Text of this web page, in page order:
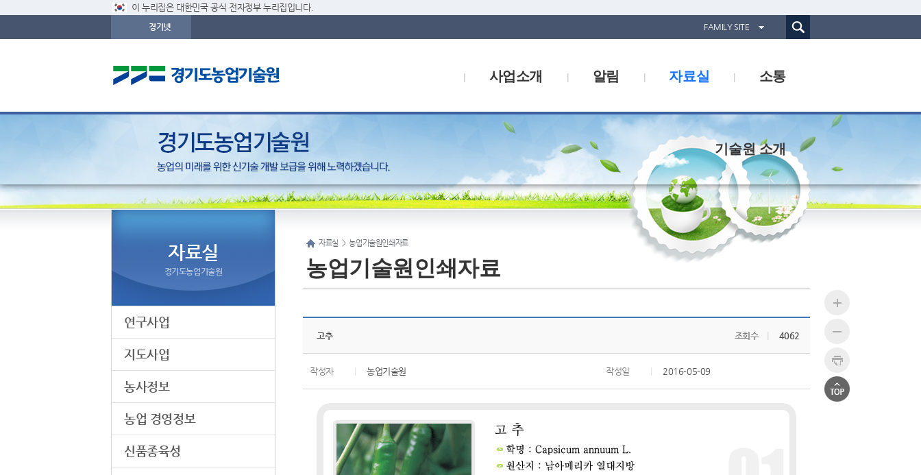
이 누리집은 대한민국 공식 전자정부 누리집입니다.
경기넷 FAMILY SITE
경기도동물위생시험소
경기해양수산자원연구소
통합검색(웹)
소통
자료실
알림
사업소개
기술원 소개
자료실 > 농업기술원인쇄자료
농업기술원인쇄자료
고추 조회수 4062
작성자 농업기술원 작성일 2016-05-09
경기도농업기술원
자료실
연구사업
지도사업
농사정보
농업 경영정보
신품종육성